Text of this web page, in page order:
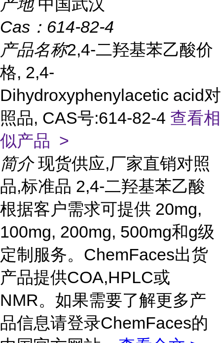
产地 中国武汉
Cas： 614-82-4
产品名称2,4-二羟基苯乙酸价
格, 2,4-
Dihydroxyphenylacetic acid对
照品, CAS号:614-82-4 查看相
似产品 >
简介 现货供应,厂家直销对照
品,标准品 2,4-二羟基苯乙酸
根据客户需求可提供 20mg,
100mg, 200mg, 500mg和g级
定制服务。ChemFaces出货
产品提供COA,HPLC或
NMR。如果需要了解更多产
品信息请登录ChemFaces的